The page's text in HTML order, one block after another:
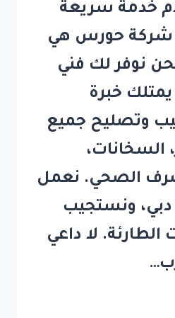
يقدم خدمة سريعة
شركة حورس هي
نوفر لك فني
خبرة
وتصليح جميع
السخانات،
الصحي. نعمل
دبي، ونستجيب
لا داعي